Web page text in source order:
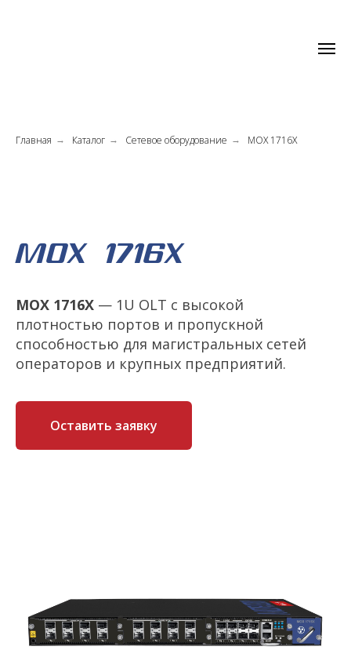
Главная → Каталог → Сетевое оборудование → MOX 1716X
MOX 1716X
MOX 1716X — 1U OLT с высокой
плотностью портов и пропускной
способностью для магистральных сетей
операторов и крупных предприятий.
Оставить заявку